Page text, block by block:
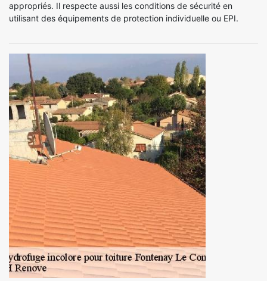
appropriés. Il respecte aussi les conditions de sécurité en
utilisant des équipements de protection individuelle ou EPI.